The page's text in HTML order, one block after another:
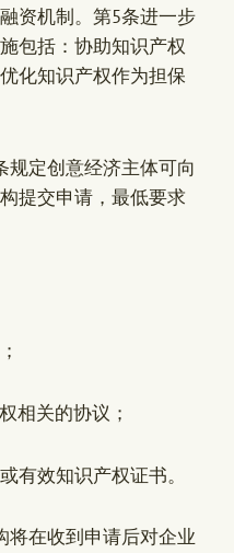
资机制。第5条进一步
包括：协助知识产权
化知识产权作为担保
规定创意经济主体可向
提交申请，最低要求
相关的协议；
有效知识产权证书。
将在收到申请后对企业